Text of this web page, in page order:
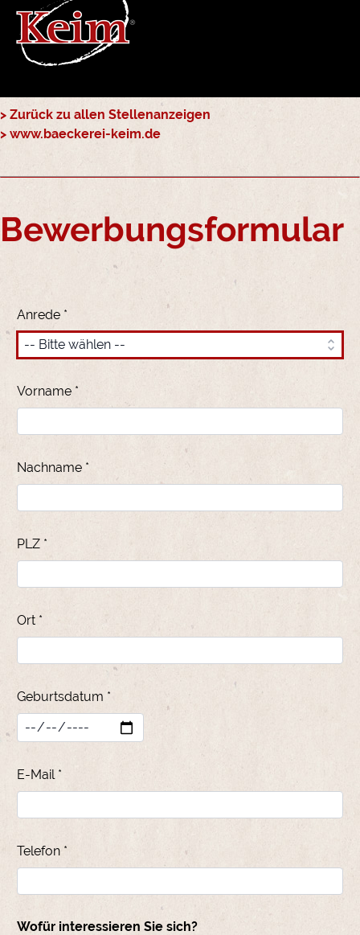
> Zurück zu allen Stellenanzeigen
> www.baeckerei-keim.de
Bewerbungsformular
Anrede *
Vorname *
Nachname *
PLZ *
Ort *
Geburtsdatum *
E-Mail *
Telefon *
Wofür interessieren Sie sich?